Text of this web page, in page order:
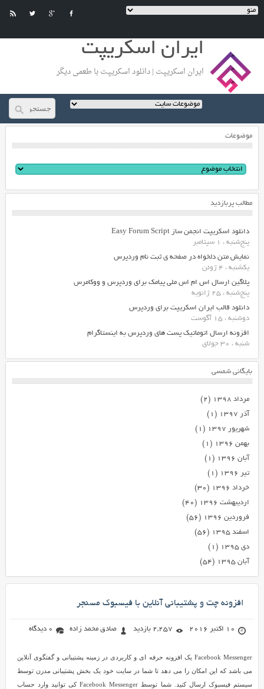
ایران اسکریپت
ایران اسکریپت | دانلود اسکریپت با طعمی دیگر
موضوعات
مطالب پربازدید
دانلود اسکریپت انجمن ساز Easy Forum Script
پنج‌شنبه ، 1 سپتامبر
نمایش متن دلخواه در صفحه ی ثبت نام وردپرس
یکشنبه ، 4 ژوئن
پلاگین ارسال اس ام اس ملی پیامک برای وردپرس و ووکامرس
پنج‌شنبه ، 25 ژانویه
دانلود قالب ایران اسکریپت برای وردپرس
دوشنبه ، 15 آگوست
افزونه ارسال اتوماتیک پست های وردپرس به اینستاگرام
شنبه ، 30 جولای
بایگانی شمسی
مرداد ۱۳۹۸
(۲)
آذر ۱۳۹۷
(۱)
شهریور ۱۳۹۷
(۱)
بهمن ۱۳۹۶
(۱)
آبان ۱۳۹۶
(۱)
تیر ۱۳۹۶
(۱)
خرداد ۱۳۹۶
(۳۰)
اردیبهشت ۱۳۹۶
(۴۰)
فروردین ۱۳۹۶
(۵۶)
اسفند ۱۳۹۵
(۵۶)
دی ۱۳۹۵
(۱)
آبان ۱۳۹۵
(۵۴)
افزونه چت و پشتیبانی آنلاین با فیسبوک مسنجر
10 اکتبر 2016 2,257 بازدید صادق محمد زاده 0 دیدگاه
Facebook Messenger یک افزونه حرفه ای و کاربردی در زمینه پشتیبانی و گفتگوی آنلاین
می باشد که این امکان را می دهد تا شما در سایت خود یک بخش پشتیبانی مدرن توسط
سیستم فیسبوک ارسال کنید. شما توسط Facebook Messenger کی توانید وارد حساب